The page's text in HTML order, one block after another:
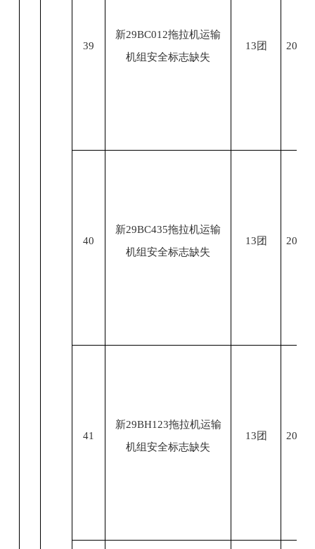
39
新29BC012拖拉机运输
机组安全标志缺失
13团
40
新29BC435拖拉机运输
机组安全标志缺失
13团
41
新29BH123拖拉机运输
机组安全标志缺失
13团